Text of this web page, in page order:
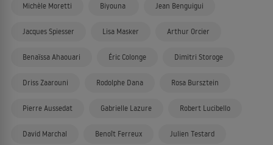
Michèle Moretti Biyouna Jean Benguigui
Jacques Spiesser Lisa Masker Arthur Orcier
Benaïssa Ahaouari Éric Colonge Dimitri Storoge
Driss Zaarouni Rodolphe Dana Rosa Bursztein
Pierre Aussedat Gabrielle Lazure Robert Lucibello
David Marchal Benoît Ferreux Julien Testard